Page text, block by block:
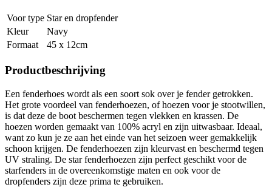
Voor type Star en dropfender
Kleur
Navy
Formaat
45 x 12cm
Productbeschrijving
Een fenderhoes wordt als een soort sok over je fender getrokken.
Het grote voordeel van fenderhoezen, of hoezen voor je stootwillen,
is dat deze de boot beschermen tegen vlekken en krassen. De
hoezen worden gemaakt van 100% acryl en zijn uitwasbaar. Ideaal,
want zo kun je ze aan het einde van het seizoen weer gemakkelijk
schoon krijgen. De fenderhoezen zijn kleurvast en beschermd tegen
UV straling. De star fenderhoezen zijn perfect geschikt voor de
starfenders in de overeenkomstige maten en ook voor de
dropfenders zijn deze prima te gebruiken.